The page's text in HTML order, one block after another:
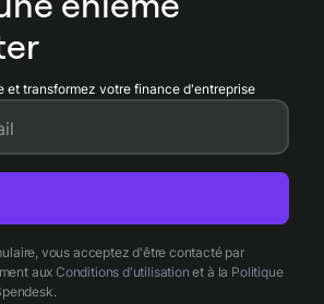
et transformez votre finance d'entreprise
vous acceptez d'être contacté par
aux Conditions d'utilisation et à la Politique